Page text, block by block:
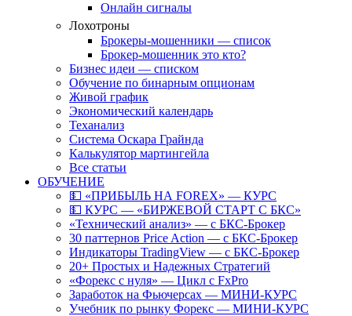
Онлайн сигналы
Лохотроны
Брокеры-мошенники — список
Брокер-мошенник это кто?
Бизнес идеи — списком
Обучение по бинарным опционам
Живой график
Экономический календарь
Теханализ
Система Оскара Грайнда
Калькулятор мартингейла
Все статьи
ОБУЧЕНИЕ
💵 «ПРИБЫЛЬ НА FOREX» — КУРС
💵 КУРС — «БИРЖЕВОЙ СТАРТ С БКС»
«Технический анализ» — с БКС-Брокер
30 паттернов Price Action — с БКС-Брокер
Индикаторы TradingView — с БКС-Брокер
20+ Простых и Надежных Стратегий
«Форекс с нуля» — Цикл с FxPro
Заработок на Фьючерсах — МИНИ-КУРС
Учебник по рынку Форекс — МИНИ-КУРС